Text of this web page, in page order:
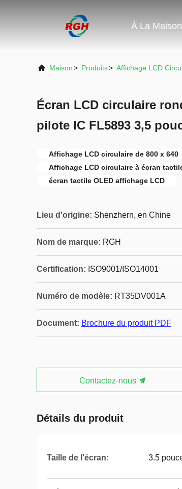
À La Maison
Maison> Produits> Affichage LCD
Écran LCD circulaire
pilote IC FL5893 3,5
Affichage LCD circulaire de 800 x 640
Affichage LCD circulaire à écran
écran tactile OLED affichage LCD
Lieu d'origine: Shenzhern, en Chine
Nom de marque: RGH
Certification: ISO9001/ISO14001
Numéro de modèle: RT35DV001A
Document: Brochure du produit PDF
Contactez-nous
Détails du produit
Taille de l'écran: 3.5